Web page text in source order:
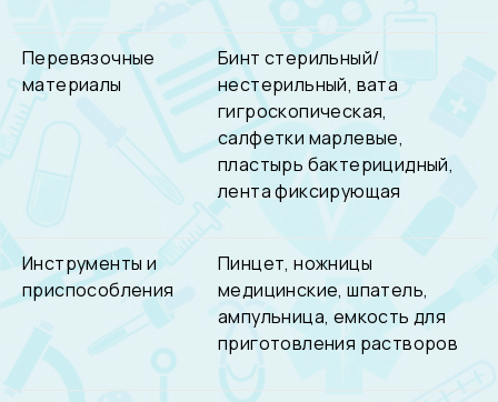
Перевязочные
материалы
Бинт стерильный/
нестерильный, вата
гигроскопическая,
салфетки марлевые,
пластырь бактерицидный,
лента фиксирующая
Инструменты и
приспособления
Пинцет, ножницы
медицинские, шпатель,
ампульница, емкость для
приготовления растворов